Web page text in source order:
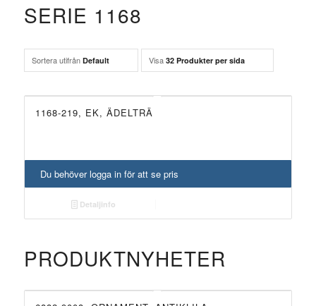
SERIE 1168
Sortera utifrån Default Visa 32 Produkter per sida
1168-219, EK, ÄDELTRÄ
Du behöver logga in för att se pris
Detaljinfo
PRODUKTNYHETER